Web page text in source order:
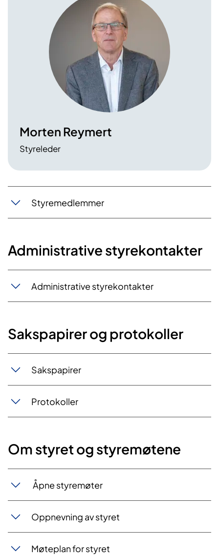
Morten Reymert
Styreleder
Styremedlemmer
Administrative styrekontakter
Administrative styrekontakter
Sakspapirer og protokoller
Sakspapirer
​Protokoller
Om styret og styremøtene
​ Åpne styremøter
Oppnevning av styret
Møteplan for styret